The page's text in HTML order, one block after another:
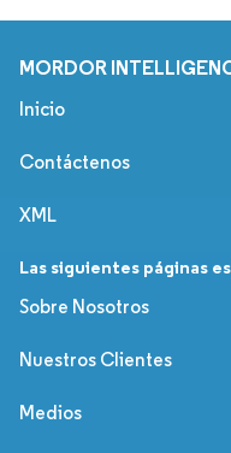
MORDOR
Inicio
Contáctenos
XML
Las siguientes páginas
Sobre Nosotros
Nuestros Clientes
Medios